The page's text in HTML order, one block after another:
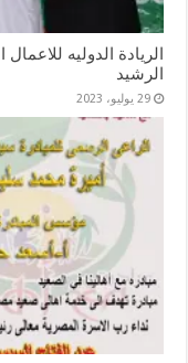
الريادة الدوليه
الرشيد
29 يوليو، 2023